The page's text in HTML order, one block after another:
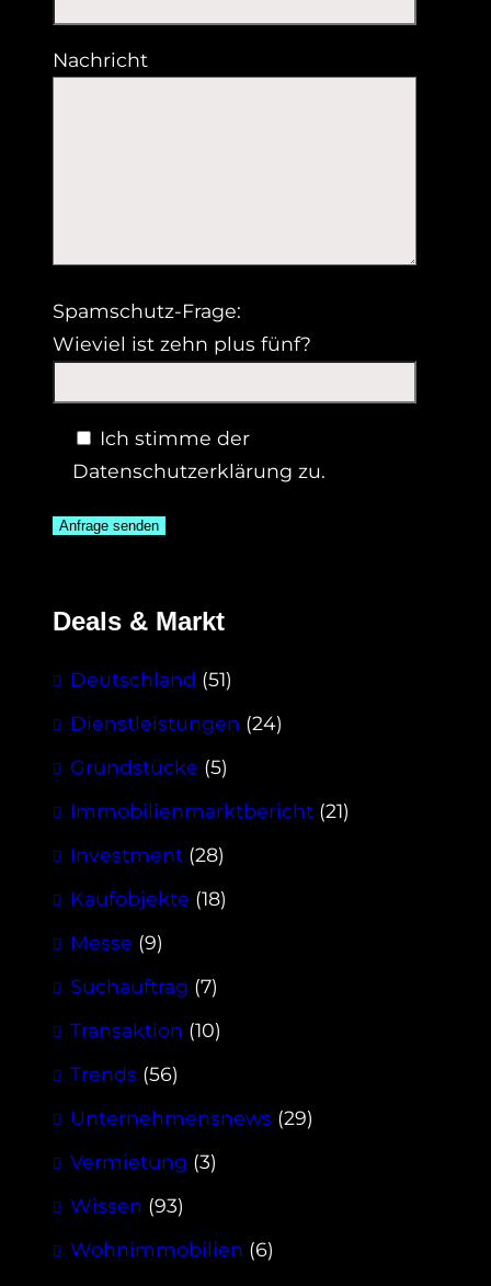
Nachricht
Spamschutz-Frage:
Wieviel ist zehn plus fünf?
Ich stimme der
Datenschutzerklärung zu.
Deals & Markt
Deutschland (51)
Dienstleistungen (24)
Grundstücke (5)
Immobilienmarktbericht (21)
Investment (28)
Kaufobjekte (18)
Messe (9)
Suchauftrag (7)
Transaktion (10)
Trends (56)
Unternehmensnews (29)
Vermietung (3)
Wissen (93)
Wohnimmobilien (6)